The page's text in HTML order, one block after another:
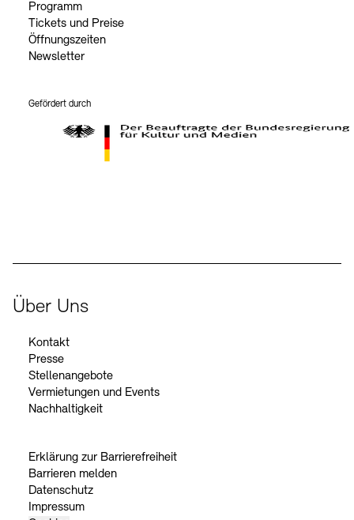
Programm
Tickets und Preise
Öffnungszeiten
Newsletter
Gefördert durch
Über Uns
Kontakt
Presse
Stellenangebote
Vermietungen und Events
Nachhaltigkeit
Erklärung zur Barrierefreiheit
Barrieren melden
Datenschutz
Impressum